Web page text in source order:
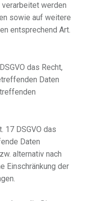
werden
sowie auf weitere
entsprechend Art.
das Recht,
Daten
17 DSGVO das
Daten
alternativ nach
Einschränkung der